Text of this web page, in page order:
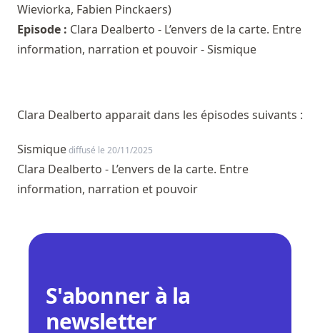
Wieviorka, Fabien Pinckaers)
Episode : Clara Dealberto - L’envers de la carte. Entre
information, narration et pouvoir - Sismique
Clara Dealberto apparait dans les épisodes suivants :
Sismiquediffusé le 20/11/2025
Clara Dealberto - L’envers de la carte. Entre
information, narration et pouvoir
S'abonner à la
newsletter